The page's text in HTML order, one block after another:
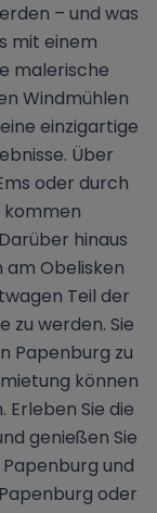
– und was
mit einem
malerische
Windmühlen
einzigartige
Über
oder durch
kommen
hinaus
Obelisken
Teil der
werden. Sie
Papenburg zu
können
Erleben Sie die
genießen Sie
und
oder